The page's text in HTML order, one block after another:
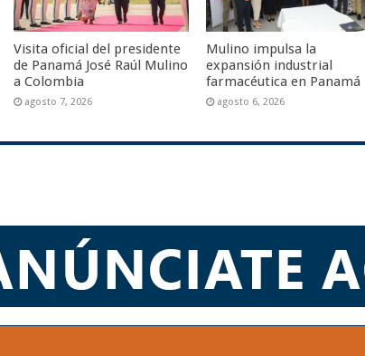
Visita oficial del presidente
de Panamá José Raúl Mulino
a Colombia
agosto 7, 2026
Mulino impulsa la
expansión industrial
farmacéutica en Panamá
agosto 6, 2026